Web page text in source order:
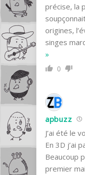
précise, la
origines,
singes
»
0
apbuzz
J’ai été le
En 3D j’ai
Beaucoup
premier